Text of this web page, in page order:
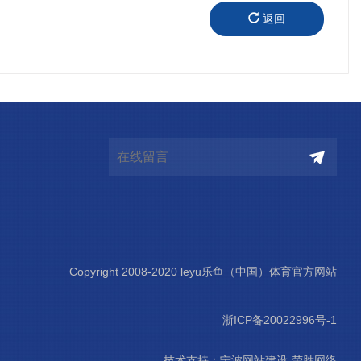
返回
Copyright 2008-2020 leyu乐鱼（中国）体育官方网站
浙ICP备20022996号-1